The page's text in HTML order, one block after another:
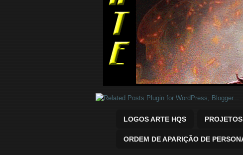
Quadrinhos Marvel e DC para baixar.
LOGOS ARTE HQS
ORDEM DE APARIÇÃO DE